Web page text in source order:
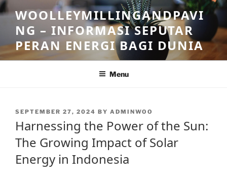
Skip
to
content
WOOLLEYMILLINGANDPAVI
NG – INFORMASI SEPUTAR
PERAN ENERGI BAGI DUNIA
Menu
POSTED
SEPTEMBER 27, 2024 BY ADMINWOO
Harnessing the Power of the Sun:
The Growing Impact of Solar
Energy in Indonesia